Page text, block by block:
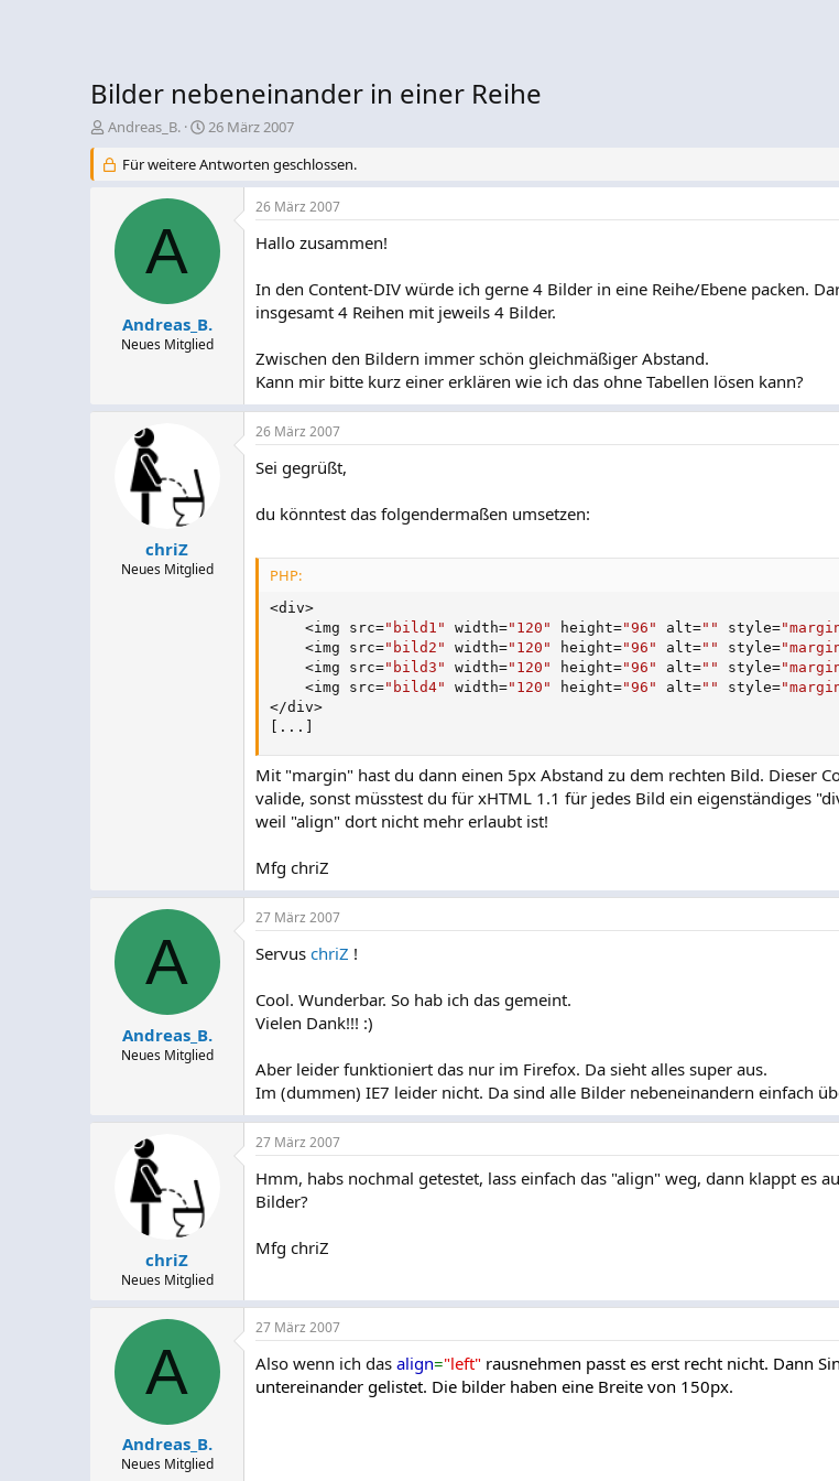
Bilder nebeneinander in einer Reihe
E
s
Andreas_B.
E
s
l
a
26 März 2007
Für weitere Antworten geschlossen.
A
Andreas_B.
Neues Mitglied
26 März 2007
Hallo zusammen!
In den Content-DIV würde ich gerne 4 Bilder in eine Reihe/Ebene packen.
insgesamt 4 Reihen mit jeweils 4 Bilder.
Zwischen den Bildern immer schön gleichmäßiger Abstand.
Kann mir bitte kurz einer erklären wie ich das ohne Tabellen lösen kann?
chriZ
Neues Mitglied
26 März 2007
Sei gegrüßt,
du könntest das folgendermaßen umsetzen:
PHP:
<div>
<img src="bild1" width="120" height="96" alt="" style=
<img src="bild2" width="120" height="96" alt="" style=
<img src="bild3" width="120" height="96" alt="" style=
<img src="bild4" width="120" height="96" alt="" style=
</div>
[ . . . ]
Mit "margin" hast du dann einen 5px Abstand zu dem rechten Bild. Dieser
valide, sonst müsstest du für xHTML 1.1 für jedes Bild ein eigenständiges
weil "align" dort nicht mehr erlaubt ist!
Mfg chriZ
A
Andreas_B.
Neues Mitglied
27 März 2007
Servus chriZ !
Cool. Wunderbar. So hab ich das gemeint.
Vielen Dank!!! :)
Aber leider funktioniert das nur im Firefox. Da sieht alles super aus.
Im (dummen) IE7 leider nicht. Da sind alle Bilder nebeneinandern einfach
chriZ
Neues Mitglied
27 März 2007
Hmm, habs nochmal getestet, lass einfach das "align" weg, dann klappt es
Bilder?
Mfg chriZ
A
Andreas_B.
Neues Mitglied
27 März 2007
Also wenn ich das align="left" rausnehmen passt es erst recht nicht. Dann
untereinander gelistet. Die bilder haben eine Breite von 150px.